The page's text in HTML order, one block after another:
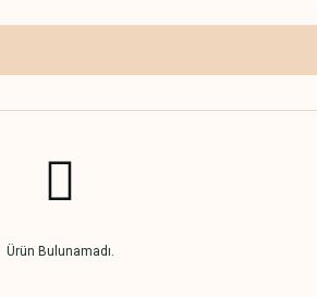
Ürün Bulunamadı.